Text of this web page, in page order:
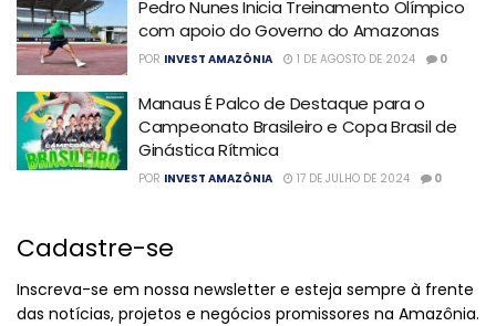
Pedro Nunes Inicia Treinamento Olímpico
com apoio do Governo do Amazonas
POR INVEST AMAZÔNIA 1 DE AGOSTO DE 2024 0
Manaus É Palco de Destaque para o
Campeonato Brasileiro e Copa Brasil de
Ginástica Rítmica
POR INVEST AMAZÔNIA 17 DE JULHO DE 2024 0
Cadastre-se
Inscreva-se em nossa newsletter e esteja sempre à frente
das notícias, projetos e negócios promissores na Amazônia.